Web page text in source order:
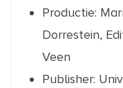
Productie:
Dorrestein,
Veen
Publisher: